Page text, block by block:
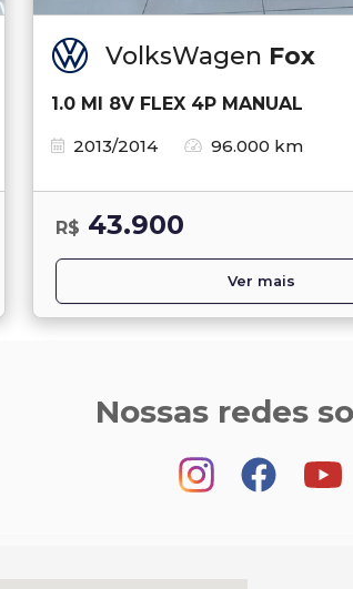
VolksWagen Fox
1.0 MI 8V FLEX 4P MANUAL
2013/2014
96.000 km
R$ 43.900
Ver mais
Nossas redes